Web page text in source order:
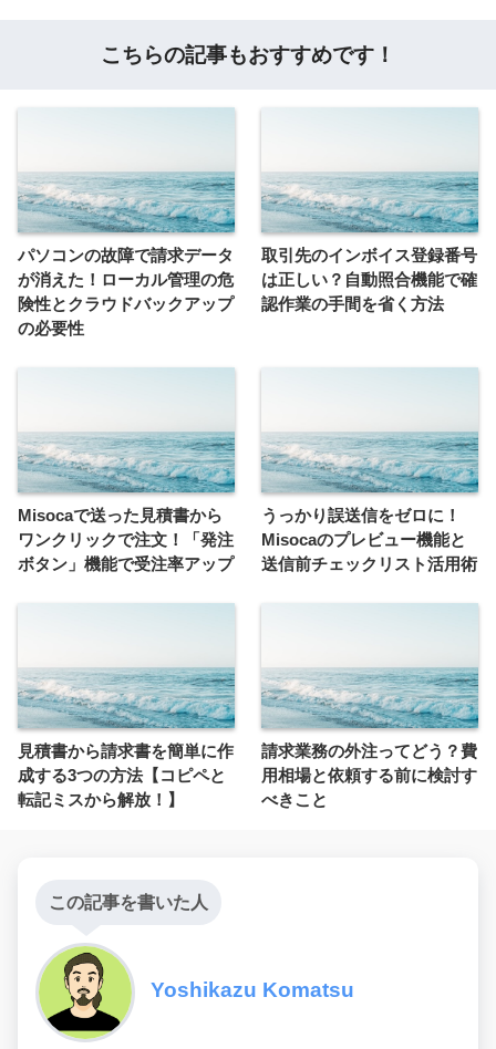
こちらの記事もおすすめです！
パソコンの故障で請求データ
が消えた！ローカル管理の危
険性とクラウドバックアップ
の必要性
取引先のインボイス登録番号
は正しい？自動照合機能で確
認作業の手間を省く方法
Misocaで送った見積書から
ワンクリックで注文！「発注
ボタン」機能で受注率アップ
うっかり誤送信をゼロに！
Misocaのプレビュー機能と
送信前チェックリスト活用術
見積書から請求書を簡単に作
成する3つの方法【コピペと
転記ミスから解放！】
請求業務の外注ってどう？費
用相場と依頼する前に検討す
べきこと
この記事を書いた人
Yoshikazu Komatsu